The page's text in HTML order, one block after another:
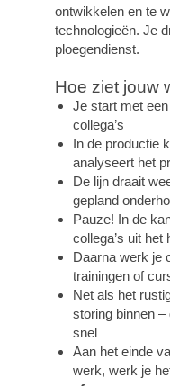
ontwikkelen en te
technologieën. Je
ploegendienst.
Hoe ziet jouw
Je start met
collega’s
In de productie
analyseert het
De lijn draait
gepland
Pauze! In de
collega’s uit het
Daarna werk je
trainingen of
Net als het
storing binnen
snel
Aan het einde
werk, werk je